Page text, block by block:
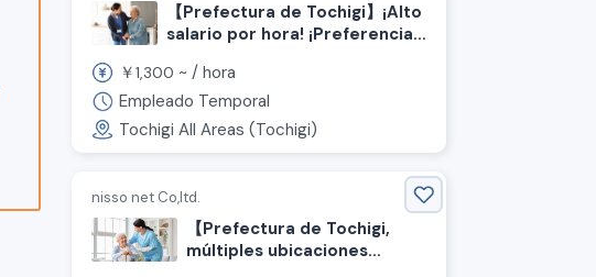
【Prefectura de Tochigi】¡Alto
salario por hora! ¡Preferencia
Se busca personal de cuidado.
￥1,300 ~ / hora
Empleado Temporal
Tochigi All Areas (Tochigi)
nisso net Co,ltd.
【Prefectura de Tochigi,
múltiples ubicaciones